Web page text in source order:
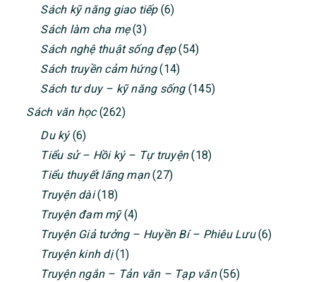
Sách kỹ năng giao tiếp(6)
Sách làm cha mẹ(3)
Sách nghệ thuật sống đẹp(54)
Sách truyền cảm hứng(14)
Sách tư duy – kỹ năng sống(145)
Sách văn học(262)
Du ký(6)
Tiểu sử – Hồi ký – Tự truyện(18)
Tiểu thuyết lãng mạn(27)
Truyện dài(18)
Truyện đam mỹ(4)
Truyện Giả tưởng – Huyền Bí – Phiêu Lưu(6)
Truyện kinh dị(1)
Truyện ngắn – Tản văn – Tạp văn(56)